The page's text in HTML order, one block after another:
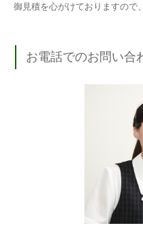
御見積を心がけておりますので
お電話でのお問い合